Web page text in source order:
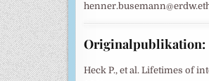
Originalpublikation:
Heck P., et al. Lifetimes of